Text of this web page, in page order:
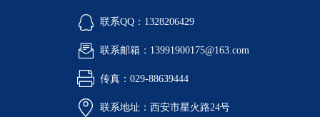
联系QQ：1328206429
联系邮箱：13991900175@163.com
传真：029-88639444
联系地址：西安市星火路24号